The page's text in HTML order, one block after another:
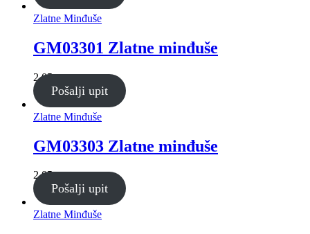
Zlatne Minđuše
GM03301 Zlatne minđuše
2,05g
Pošalji upit
Zlatne Minđuše
GM03303 Zlatne minđuše
2,05g
Pošalji upit
Zlatne Minđuše